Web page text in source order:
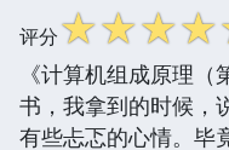
评分☆☆☆☆
《计算机组成原理（
书，我拿到的时候，
有些忐忑的心情。毕